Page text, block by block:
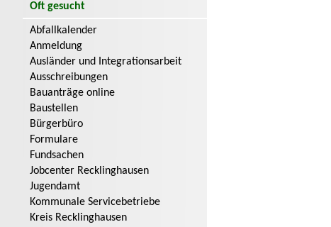
Oft gesucht
Abfallkalender
Anmeldung
Ausländer und Integrationsarbeit
Ausschreibungen
Bauanträge online
Baustellen
Bürgerbüro
Formulare
Fundsachen
Jobcenter Recklinghausen
Jugendamt
Kommunale Servicebetriebe
Kreis Recklinghausen